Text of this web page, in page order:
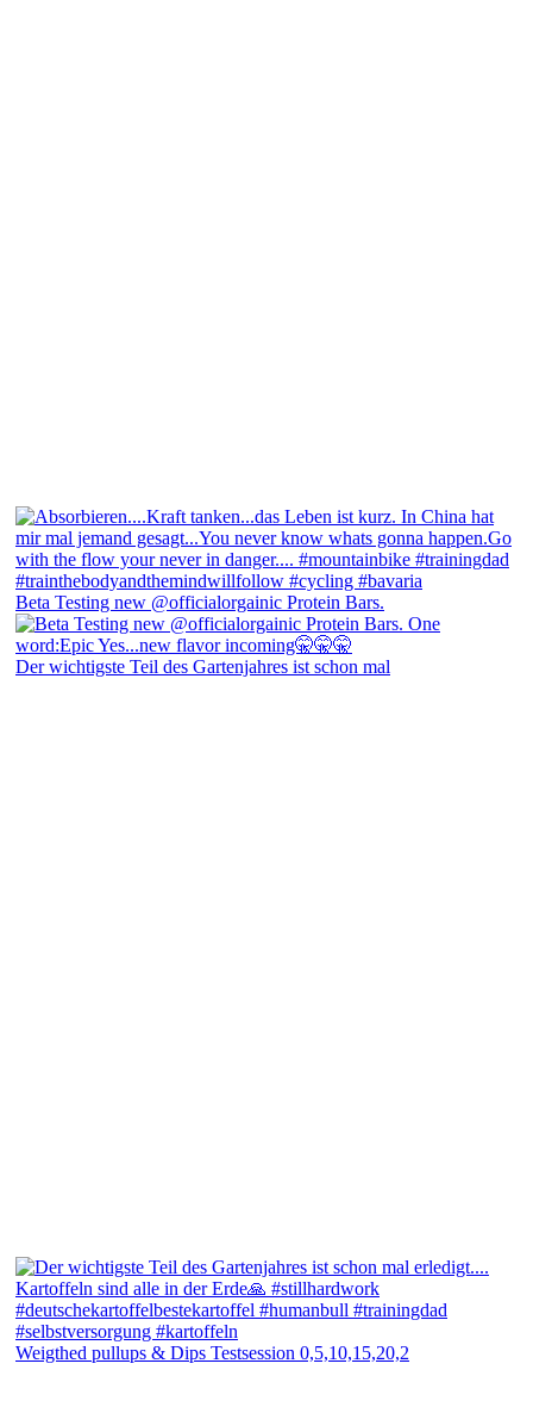
Beta Testing new @officialorgainic Protein Bars.
Der wichtigste Teil des Gartenjahres ist schon mal
Weigthed pullups & Dips Testsession 0,5,10,15,20,2